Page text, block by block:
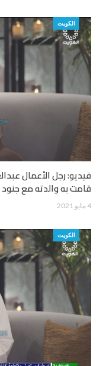
الكويت
فيديو: رجل الأعمال
قامت به والدته مع جنود
4 مايو 2021
الكويت